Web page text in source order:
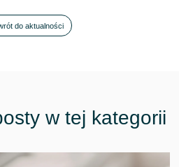
do aktualności
w tej kategorii